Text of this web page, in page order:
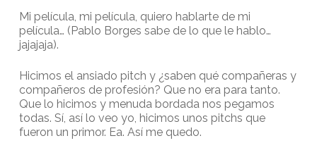
Mi película, mi película, quiero hablarte de mi
película… (Pablo Borges sabe de lo que le hablo…
jajajaja).
Hicimos el ansiado pitch y ¿saben qué compañeras y
compañeros de profesión? Que no era para tanto.
Que lo hicimos y menuda bordada nos pegamos
todas. Sí, así lo veo yo, hicimos unos pitchs que
fueron un primor. Ea. Así me quedo.